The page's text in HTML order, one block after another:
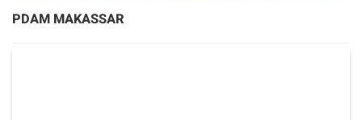
PDAM MAKASSAR